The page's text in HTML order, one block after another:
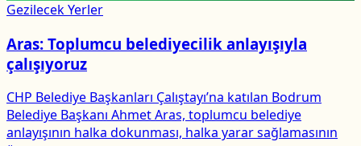
Gezilecek Yerler
Aras: Toplumcu belediyecilik anlayışıyla
çalışıyoruz
CHP Belediye Başkanları Çalıştayı’na katılan Bodrum
Belediye Başkanı Ahmet Aras, toplumcu belediye
anlayışının halka dokunması, halka yarar sağlamasının